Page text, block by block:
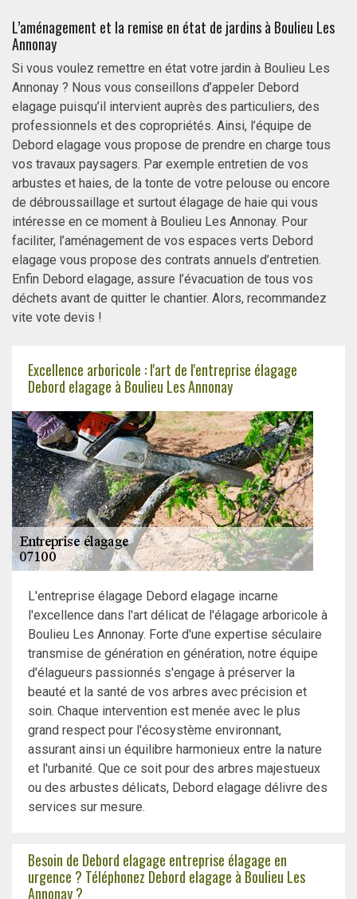
L’aménagement et la remise en état de jardins à Boulieu Les
Annonay
Si vous voulez remettre en état votre jardin à Boulieu Les
Annonay ? Nous vous conseillons d’appeler Debord
elagage puisqu’il intervient auprès des particuliers, des
professionnels et des copropriétés. Ainsi, l’équipe de
Debord elagage vous propose de prendre en charge tous
vos travaux paysagers. Par exemple entretien de vos
arbustes et haies, de la tonte de votre pelouse ou encore
de débroussaillage et surtout élagage de haie qui vous
intéresse en ce moment à Boulieu Les Annonay. Pour
faciliter, l’aménagement de vos espaces verts Debord
elagage vous propose des contrats annuels d’entretien.
Enfin Debord elagage, assure l’évacuation de tous vos
déchets avant de quitter le chantier. Alors, recommandez
vite vote devis !
Excellence arboricole : l'art de l'entreprise élagage
Debord elagage à Boulieu Les Annonay
L'entreprise élagage Debord elagage incarne
l'excellence dans l'art délicat de l'élagage arboricole à
Boulieu Les Annonay. Forte d'une expertise séculaire
transmise de génération en génération, notre équipe
d'élagueurs passionnés s'engage à préserver la
beauté et la santé de vos arbres avec précision et
soin. Chaque intervention est menée avec le plus
grand respect pour l'écosystème environnant,
assurant ainsi un équilibre harmonieux entre la nature
et l'urbanité. Que ce soit pour des arbres majestueux
ou des arbustes délicats, Debord elagage délivre des
services sur mesure.
Besoin de Debord elagage entreprise élagage en
urgence ? Téléphonez Debord elagage à Boulieu Les
Annonay ?